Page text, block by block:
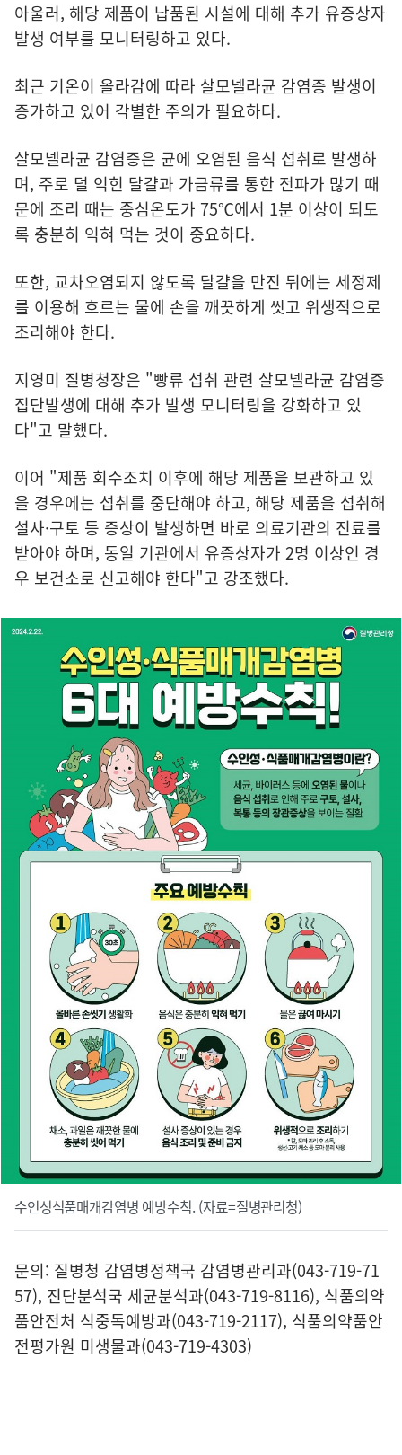
아울러, 해당 제품이 납품된 시설에 대해 추가 유증상자
발생 여부를 모니터링하고 있다.
최근 기온이 올라감에 따라 살모넬라균 감염증 발생이
증가하고 있어 각별한 주의가 필요하다.
살모넬라균 감염증은 균에 오염된 음식 섭취로 발생하
며, 주로 덜 익힌 달걀과 가금류를 통한 전파가 많기 때
문에 조리 때는 중심온도가 75℃에서 1분 이상이 되도
록 충분히 익혀 먹는 것이 중요하다.
또한, 교차오염되지 않도록 달걀을 만진 뒤에는 세정제
를 이용해 흐르는 물에 손을 깨끗하게 씻고 위생적으로
조리해야 한다.
지영미 질병청장은 "빵류 섭취 관련 살모넬라균 감염증
집단발생에 대해 추가 발생 모니터링을 강화하고 있
다"고 말했다.
이어 "제품 회수조치 이후에 해당 제품을 보관하고 있
을 경우에는 섭취를 중단해야 하고, 해당 제품을 섭취해
설사·구토 등 증상이 발생하면 바로 의료기관의 진료를
받아야 하며, 동일 기관에서 유증상자가 2명 이상인 경
우 보건소로 신고해야 한다"고 강조했다.
수인성식품매개감염병 예방수칙. (자료=질병관리청)
문의: 질병청 감염병정책국 감염병관리과(043-719-71
57), 진단분석국 세균분석과(043-719-8116), 식품의약
품안전처 식중독예방과(043-719-2117), 식품의약품안
전평가원 미생물과(043-719-4303)